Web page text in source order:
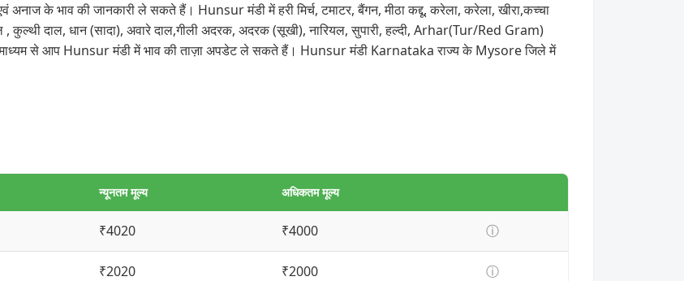
के भाव की जानकारी ले सकते हैं। Hunsur मंडी में हरी मिर्च, टमाटर, बैंगन, मीठा कद्दू, करेला, करेला, खीरा,कच्चा
, कुल्थी दाल, धान (सादा), अवारे दाल,गीली अदरक, अदरक (सूखी), नारियल, सुपारी, हल्दी, Arhar(Tur/Red Gram)
से आप Hunsur मंडी में भाव की ताज़ा अपडेट ले सकते हैं। Hunsur मंडी Karnataka राज्य के Mysore जिले में
न्यूनतम मूल्य अधिकतम मूल्य
₹4020 ₹4000 ⓘ
₹2020 ₹2000 ⓘ